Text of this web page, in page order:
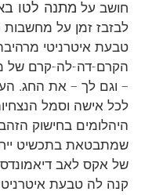
חושב על מתנה לטו
לבזבז זמן על מחשבות
טבעת איטרניטי
הקרם-דה-לה-קרם של
– וגם לך – את החג.
לכל אישה וסמל
היהלומים בחישוק
שמתבטאת בתכשיט
של אקס לאב
קנה לה טבעת